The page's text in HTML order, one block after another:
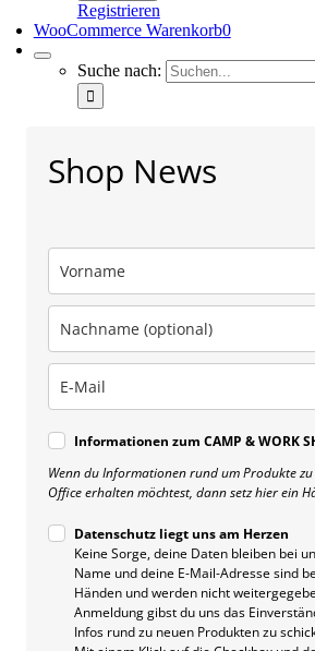
Registrieren
WooCommerce Warenkorb0
Suche nach:
Shop News
Informationen zum CAMP & WORK
Wenn du Informationen rund um Produkte
Office erhalten möchtest, dann setz hier ein
Datenschutz liegt uns am Herzen
Keine Sorge, deine Daten bleiben bei
Name und deine E-Mail-Adresse sind
Händen und werden nicht
Anmeldung gibst du uns das
Infos rund zu neuen Produkten zu